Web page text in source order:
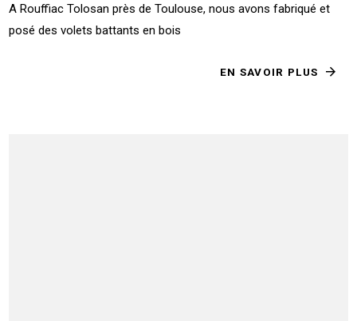
A Rouffiac Tolosan près de Toulouse, nous avons fabriqué et
posé des volets battants en bois
EN SAVOIR PLUS